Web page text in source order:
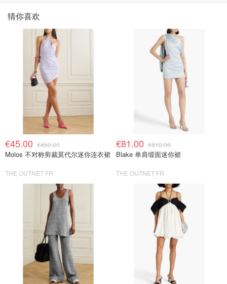
猜你喜欢
€45.00 €450.00
Molos 不对称剪裁莫代尔迷你连衣裙
THE OUTNET FR
€81.00 €810.00
Blake 单肩缎面迷你裙
THE OUTNET FR